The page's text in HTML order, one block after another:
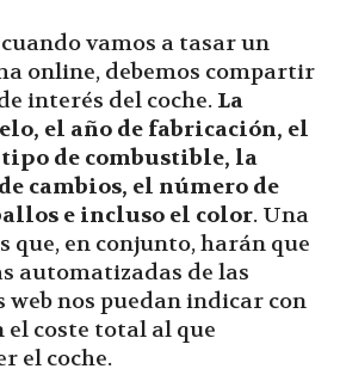
vamos a tasar un
online, debemos compartir
interés del coche. La
el año de fabricación, el
de combustible, la
cambios, el número de
e incluso el color. Una
que, en conjunto, harán que
automatizadas de las
web nos puedan indicar con
coste total al que
el coche.